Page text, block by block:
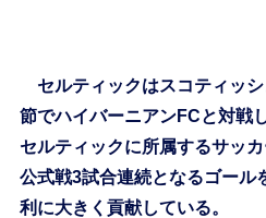
セルティックはスコティッ
節でハイバーニアンFCと対戦
セルティックに所属するサッ
公式戦3試合連続となるゴール
利に大きく貢献している。